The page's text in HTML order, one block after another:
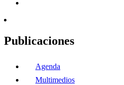
Publicaciones
Agenda
Multimedios